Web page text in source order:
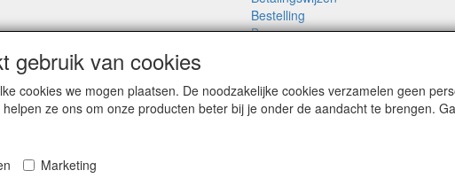
Bestelling
Bezorgvormen
Wijzigingen in prijs of model voorbehouden, alle prijzen
gebruik van cookies
cookies we mogen plaatsen. De noodzakelijke cookies verzamelen geen
ze ons om onze producten beter bij je onder de aandacht te brengen.
Marketing